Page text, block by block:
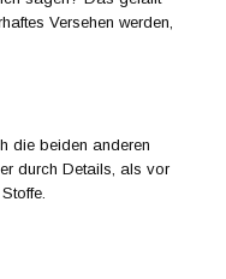
Versehen werden,
die beiden anderen
durch Details, als vor